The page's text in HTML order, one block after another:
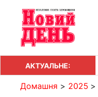
Перейти
вмісту
АКТУАЛЬНЕ:
Домашня 2025